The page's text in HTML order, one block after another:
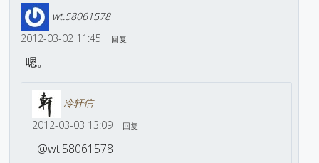
wt.58061578
2012-03-02 11:45
回复
嗯。
冷轩信
2012-03-03 13:09
回复
@wt.58061578